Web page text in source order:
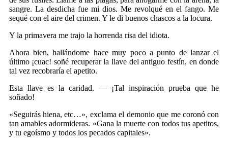
sangre. La desdicha fue mi dios. Me revolqué en el fango. Me
sequé con el aire del crimen. Y le di buenos chascos a la locura.
Y la primavera me trajo la horrenda risa del idiota.
Ahora bien, hallándome hace muy poco a punto de lanzar el
último ¡cuac! soñé recuperar la llave del antiguo festín, en donde
tal vez recobraría el apetito.
Esta llave es la caridad. — ¡Tal inspiración prueba que he
soñado!
«Seguirás hiena, etc…», exclama el demonio que me coronó con
tan amables adormideras. «Gana la muerte con todos tus apetitos,
y tu egoísmo y todos los pecados capitales».